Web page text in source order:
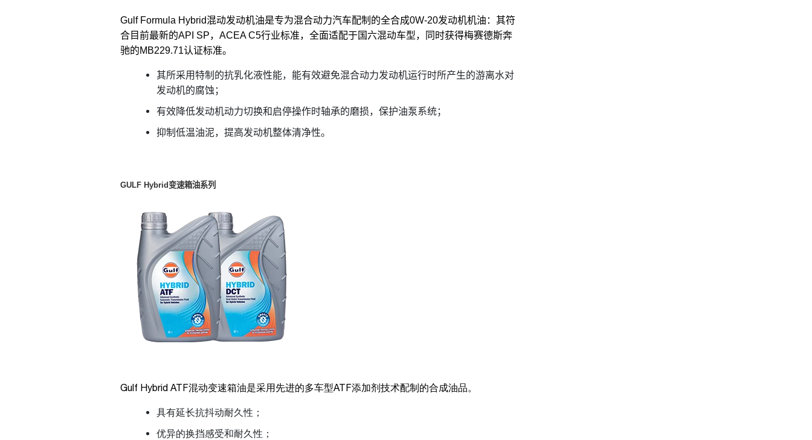
Gulf Formula Hybrid混动发动机油是专为混合动力汽车配制的全合成0W-20发动机机油：其符
合目前最新的API SP，ACEA C5行业标准，全面适配于国六混动车型，同时获得梅赛德斯奔
驰的MB229.71认证标准。
其所采用特制的抗乳化液性能，能有效避免混合动力发动机运行时所产生的游离水对
发动机的腐蚀；
有效降低发动机动力切换和启停操作时轴承的磨损，保护油泵系统；
抑制低温油泥，提高发动机整体清净性。
GULF Hybrid 变速箱油系列
Gulf Hybrid ATF混动变速箱油是采用先进的多车型ATF添加剂技术配制的合成油品。
具有延长抗抖动耐久性；
优异的换挡感受和耐久性；